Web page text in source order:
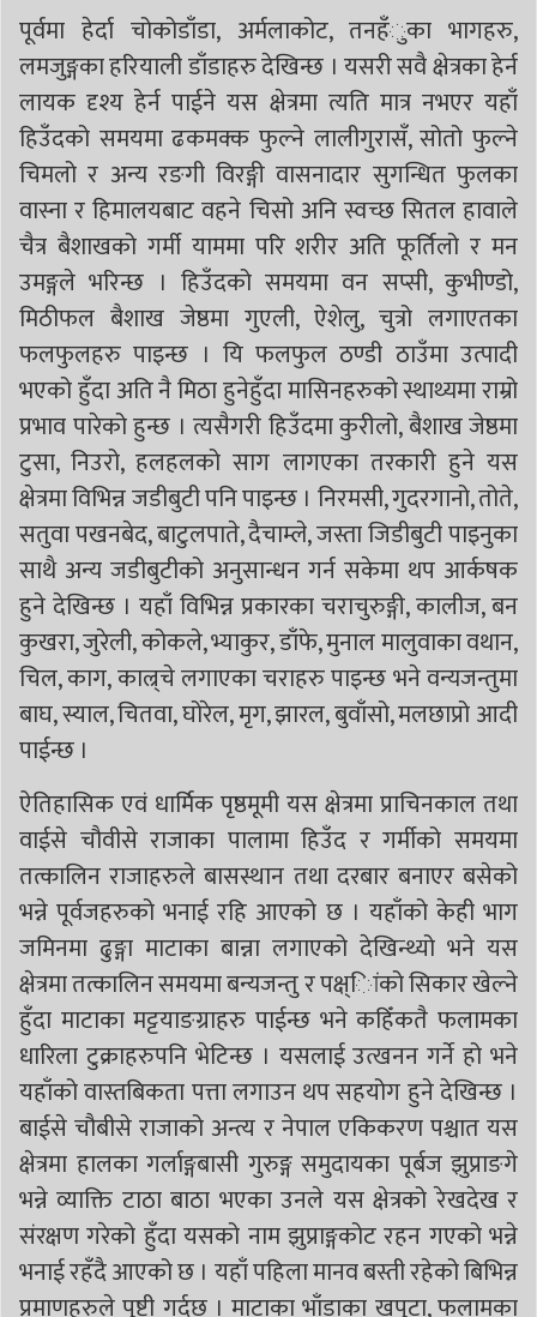
पूर्वमा हेर्दा चोकोडाँडा, अर्मलाकोट, तनहँुका भागहरु,
लमजुङ्गका हरियाली डाँडाहरु देखिन्छ । यसरी सवै क्षेत्रका हेर्न
लायक दृश्य हेर्न पाईने यस क्षेत्रमा त्यति मात्र नभएर यहाँ
हिउँदको समयमा ढकमक्क फुल्ने लालीगुरासँ, सोतो फुल्ने
चिमलो र अन्य रङगी विरङ्गी वासनादार सुगन्धित फुलका
वास्ना र हिमालयबाट वहने चिसो अनि स्वच्छ सितल हावाले
चैत्र बैशाखको गर्मी याममा परि शरीर अति फूर्तिलो र मन
उमङ्गले भरिन्छ । हिउँदको समयमा वन सप्सी, कुभीण्डो,
मिठीफल बैशाख जेष्ठमा गुएली, ऐशेलु, चुत्रो लगाएतका
फलफुलहरु पाइन्छ । यि फलफुल ठण्डी ठाउँमा उत्पादी
भएको हुँदा अति नै मिठा हुनेहुँदा मासिनहरुको स्थाथ्यमा राम्रो
प्रभाव पारेको हुन्छ । त्यसैगरी हिउँदमा कुरीलो, बैशाख जेष्ठमा
टुसा, निउरो, हलहलको साग लागएका तरकारी हुने यस
क्षेत्रमा विभिन्न जडीबुटी पनि पाइन्छ । निरमसी, गुदरगानो, तोते,
सतुवा पखनबेद, बाटुलपाते, दैचाम्ले, जस्ता जिडीबुटी पाइनुका
साथै अन्य जडीबुटीको अनुसान्धन गर्न सकेमा थप आर्कषक
हुने देखिन्छ । यहाँ विभिन्न प्रकारका चराचुरुङ्गी, कालीज, बन
कुखरा, जुरेली, कोकले, भ्याकुर, डाँफे, मुनाल मालुवाका वथान,
चिल, काग, काल्र्चे लगाएका चराहरु पाइन्छ भने वन्यजन्तुमा
बाघ, स्याल, चितवा, घोरेल, मृग, झारल, बुवाँसो, मलछाप्रो आदी
पाईन्छ ।
ऐतिहासिक एवं धार्मिक पृष्ठमूमी यस क्षेत्रमा प्राचिनकाल तथा
वाईसे चौवीसे राजाका पालामा हिउँद र गर्मीको समयमा
तत्कालिन राजाहरुले बासस्थान तथा दरबार बनाएर बसेको
भन्ने पूर्वजहरुको भनाई रहि आएको छ । यहाँको केही भाग
जमिनमा ढुङ्गा माटाका बान्ना लगाएको देखिन्थ्यो भने यस
क्षेत्रमा तत्कालिन समयमा बन्यजन्तु र पक्ष्ािंको सिकार खेल्ने
हुँदा माटाका मट्टयाङग्राहरु पाईन्छ भने कहिँकतै फलामका
धारिला टुक्राहरुपनि भेटिन्छ । यसलाई उत्खनन गर्ने हो भने
यहाँको वास्तबिकता पत्ता लगाउन थप सहयोग हुने देखिन्छ ।
बाईसे चौबीसे राजाको अन्त्य र नेपाल एकिकरण पश्चात यस
क्षेत्रमा हालका गर्लाङ्गबासी गुरुङ्ग समुदायका पूर्बज झुप्राङगे
भन्ने व्याक्ति टाठा बाठा भएका उनले यस क्षेत्रको रेखदेख र
संरक्षण गरेको हुँदा यसको नाम झुप्राङ्गकोट रहन गएको भन्ने
भनाई रहँदै आएको छ । यहाँ पहिला मानव बस्ती रहेको बिभिन्न
प्रमाणहरुले पुष्टी गर्दछ । माटाका भाँडाका खपुटा, फलामका